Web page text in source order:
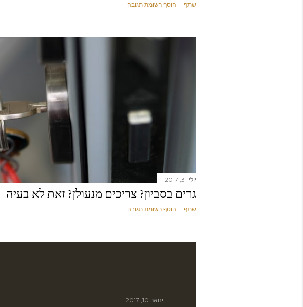
שתף הוסף רשומת תגובה
יולי 31, 2017
גרים בסביון? צריכים מנעולן? זאת לא בעיה
שתף
הוסף רשומת תגובה
ינואר 10, 2017